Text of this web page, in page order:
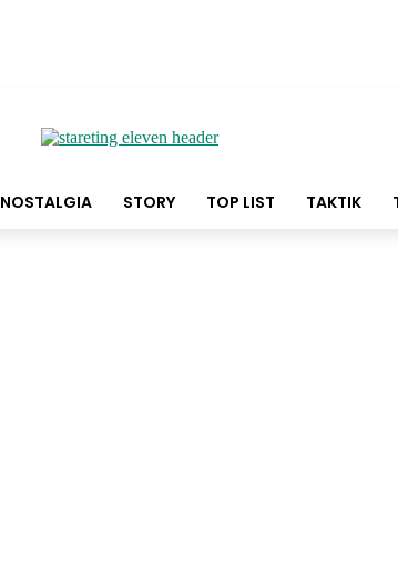
NOSTALGIA STORY TOP LIST TAKTIK